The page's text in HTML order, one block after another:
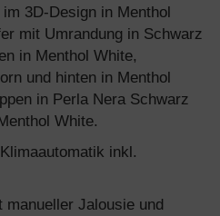
3D-Design in Menthol
mit Umrandung in Schwarz
in Menthol White,
und hinten in Menthol
in Perla Nera Schwarz
White.
inkl.
manueller Jalousie und